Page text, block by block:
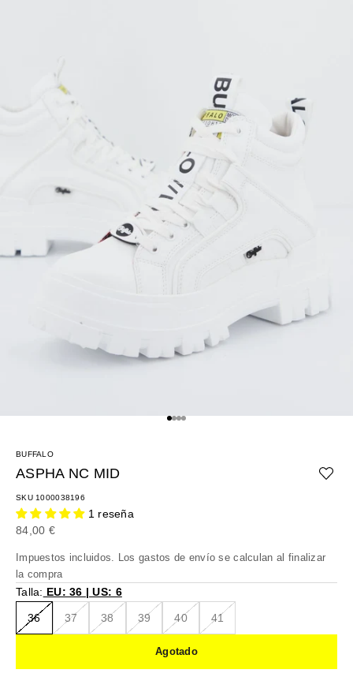
Ir al artículo 1
Ir al artículo 2
Ir al artículo 3
Ir al artículo 4
BUFFALO
ASPHA NC MID
SKU 1000038196
1 reseña
Precio de oferta
84,00 €
Impuestos incluidos. Los gastos de envío se calculan al finalizar
la compra
Talla: EU: 36 | US: 6
36 37 38 39 40 41
Agotado